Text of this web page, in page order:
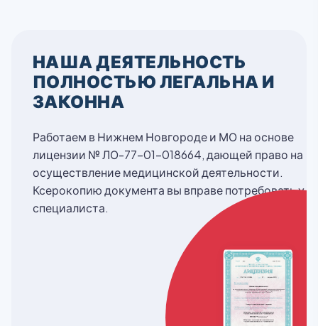
НАША ДЕЯТЕЛЬНОСТЬ
ПОЛНОСТЬЮ ЛЕГАЛЬНА И
ЗАКОННА
Работаем в Нижнем Новгороде и МО на основе
лицензии № ЛО-77-01-018664, дающей право на
осуществление медицинской деятельности.
Ксерокопию документа вы вправе потребовать у
специалиста.